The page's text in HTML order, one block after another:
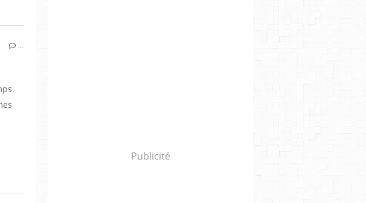
HANDS
…
Publicité